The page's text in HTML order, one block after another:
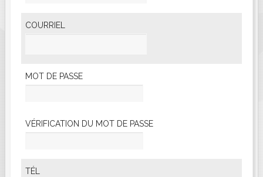
COURRIEL
MOT DE PASSE
VÉRIFICATION DU MOT DE PASSE
TÉL